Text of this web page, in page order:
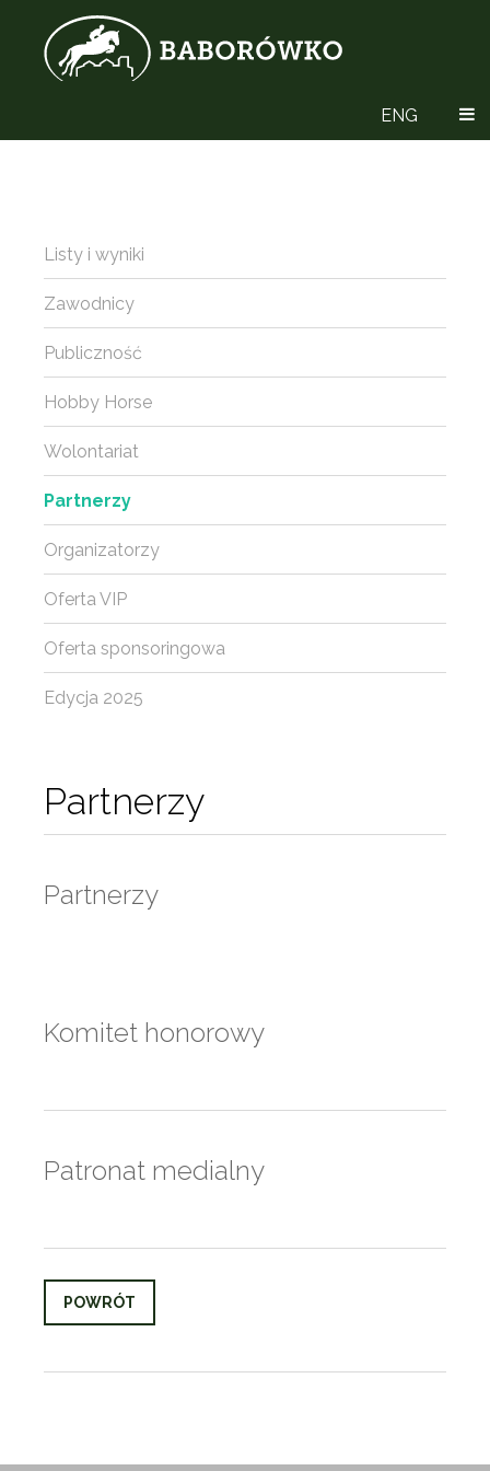
ENG
Partnerzy
Partnerzy
Komitet honorowy
Patronat medialny
POWRÓT
Listy i wyniki
Zawodnicy
Publiczność
Hobby Horse
Wolontariat
Partnerzy
Organizatorzy
Oferta VIP
Oferta sponsoringowa
Edycja 2025